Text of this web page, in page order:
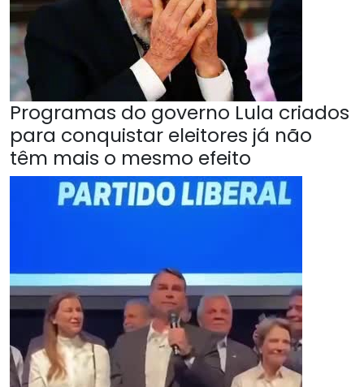
Programas do governo Lula criados
para conquistar eleitores já não
têm mais o mesmo efeito